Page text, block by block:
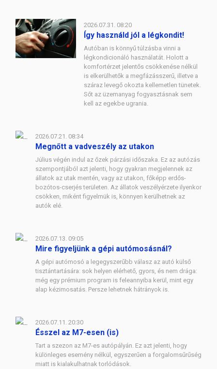
2026.07.31. 08:20
Így használd jól a légkondit!
Autóban is könnyű túlzásba vinni a
légkondicionáló használatát. Holott a
komfortérzet jelentős csökkenése nélkül
is elkerülhetők a megfázásszerű, illetve a
száraz levegő okozta kellemetlen tünetek.
Sőt az üzemanyag fogyasztásnak sem
kell az egekbe ugrania.
2026.07.21. 08:34
Megnőtt a vadveszély az utakon
Július végén indul az őzek párzási időszaka. Ez az autózás
szempontjából azt jelenti, hogy gyakran megjelennek az
állatok az utak mentén, vagy az utakon, főképp erdős-
bozótos-cserjés területen. Az állatok veszélyérzete ilyenkor
csökken, miként figyelmük is, könnyen kerülhetnek az
autók elé.
2026.07.13. 09:05
Mire figyeljünk a gépi autómosásnál?
A gépi autómosó a legegyszerűbb válasz az autó külső
tisztántartására: sok helyen elérhető, gyors, és nem drága:
még egy prémium program is feleannyiba kerül, mint egy
alap kézimosatás. Persze lehetnek hátrányok is.
2026.07.11. 20:30
Ésszel az M7-esen (is)
Tart a szezon az M7-es autópályán. Ez azt jelenti, hogy
különleges esemény nélkül, egyszerűen a forgalomsűrűség
miatt is kialakulhatnak torlódások.